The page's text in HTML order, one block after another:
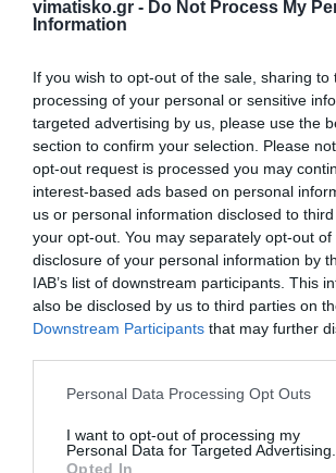
vimatisko.gr - Do Not Process My
Information
If you wish to opt-out of the sale, sharing to
processing of your personal or sensitive
targeted advertising by us, please use the
section to confirm your selection. Please
opt-out request is processed you may
interest-based ads based on personal
us or personal information disclosed to
your opt-out. You may separately opt-out
disclosure of your personal information by
IAB’s list of downstream participants. This
also be disclosed by us to third parties on
Downstream Participants that may further
Personal Data Processing Opt Outs
I want to opt-out of processing my
Personal Data for Targeted Advertising.
Opted In
Η ανωνυμία είναι το καλύτερο
χυδαιότητας!
Πρόσθεσε ένα σχόλιο